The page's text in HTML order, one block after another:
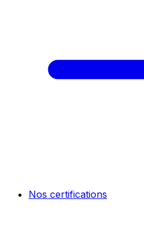
Nos certifications